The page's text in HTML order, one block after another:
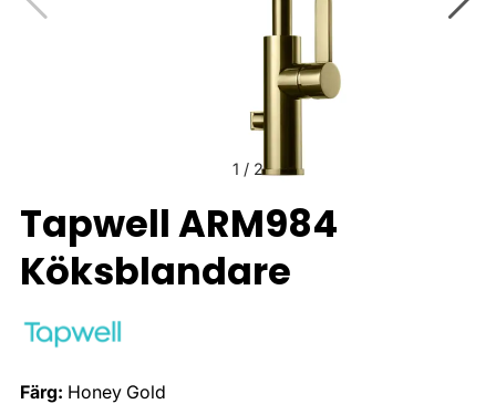
1 / 2
Tapwell ARM984
Köksblandare
Färg: Honey Gold